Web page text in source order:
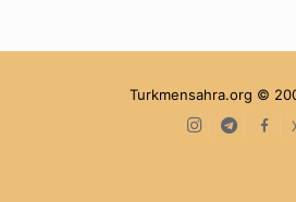
Turkmensahra.org ©
facebook
Telegram
Instagram